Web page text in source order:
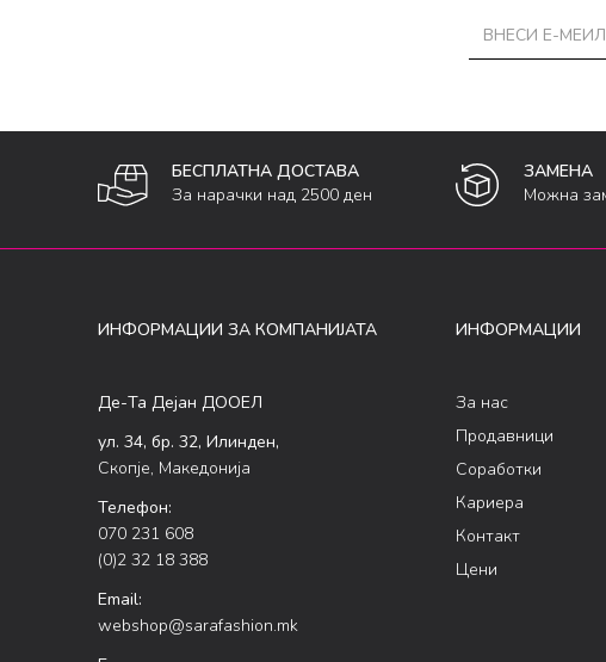
БЕСПЛАТНА ДОСТАВА
За нарачки над 2500 ден
ЗАМЕНА
Можна
ИНФОРМАЦИИ ЗА КОМПАНИЈАТА
Де-Та Дејан ДООЕЛ
ул. 34, бр. 32, Илинден,
Скопје, Македонија
Телефон:
070 231 608
(0)2 32 18 388
Email:
webshop@sarafashion.mk
ИНФОРМАЦИИ
За нас
Продавници
Соработки
Кариера
Контакт
Цени